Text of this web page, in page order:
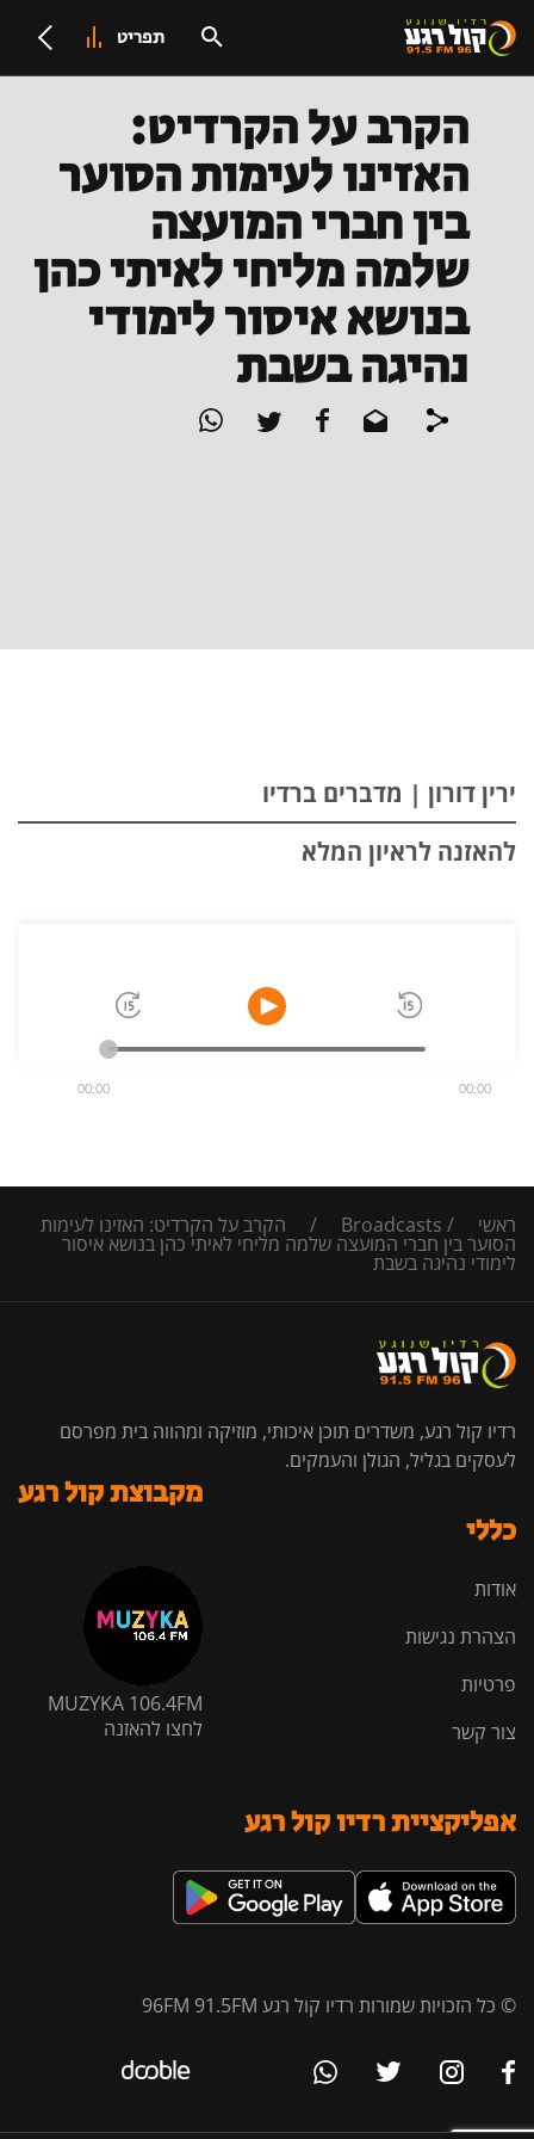
תפריט
הקרב על הקרדיט:
האזינו לעימות הסוער
בין חברי המועצה
שלמה מליחי לאיתי כהן
בנושא איסור לימודי
נהיגה בשבת
ירין דורון | מדברים ברדיו
להאזנה לראיון המלא
00:00
00:00
ראשי /
Broadcasts
/ הקרב על הקרדיט: האזינו לעימות
הסוער בין חברי המועצה שלמה מליחי לאיתי כהן בנושא איסור
לימודי נהיגה בשבת
רדיו קול רגע, משדרים תוכן איכותי, מוזיקה ומהווה בית מפרסם
לעסקים בגליל, הגולן והעמקים.
כללי
אודות
הצהרת נגישות
פרטיות
צור קשר
מקבוצת קול רגע
MUZYKA 106.4FM
לחצו להאזנה
אפליקציית רדיו קול רגע
© כל הזכויות שמורות רדיו קול רגע 96FM 91.5FM